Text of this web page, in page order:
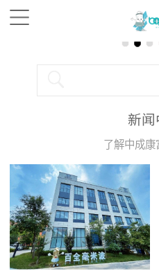
新闻
了解中成